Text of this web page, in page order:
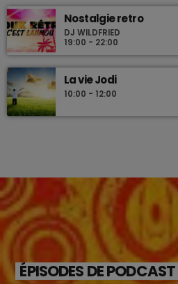
Nostalgie retro
DJ WILDFRIED
19:00 - 22:00
La vie Jodi
10:00 - 12:00
ÉPISODES DE PODCAST